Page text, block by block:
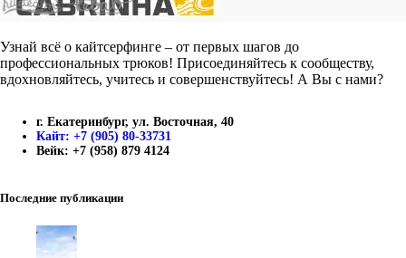
Узнай всё о кайтсерфинге – от первых шагов до
профессиональных трюков! Присоединяйтесь к сообществу,
вдохновляйтесь, учитесь и совершенствуйтесь! А Вы с нами?
г. Екатеринбург, ул. Восточная, 40
Кайт: +7 (905) 80-33731
Вейк: +7 (958) 879 4124
Последние публикации